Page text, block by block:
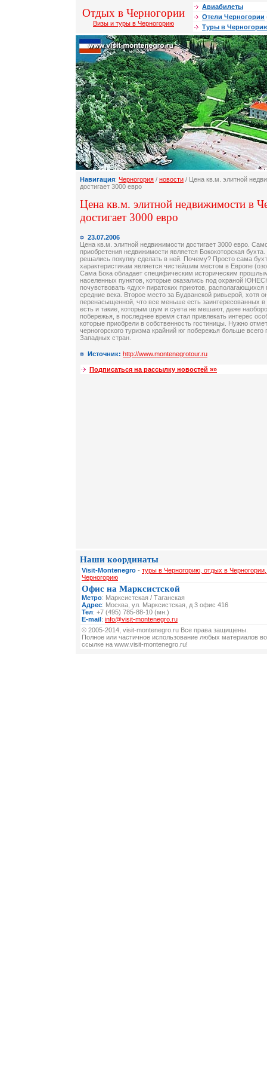
Отдых в Черногории
Визы и туры в Черногорию
Авиабилеты
Отели Черногории
Туры в
Навигация: Черногория / новости / Цена кв.м. элитной
достигает 3000 евро
Цена кв.м. элитной недвижимости в
достигает 3000 евро
23.07.2006
Цена кв.м. элитной недвижимости достигает 3000 евро.
приобретения недвижимости является Бококоторская
решались покупку сделать в ней. Почему? Просто сама
характеристикам является чистейшим местом в Европе
Сама Бока обладает специфическим историческим
населенных пунктов, которые оказались под охраной
почувствовать «дух» пиратских приютов,
средние века. Второе место за Будванской ривьерой, хотя
перенасыщенной, что все меньше есть заинтересованных в
есть и такие, которым шум и суета не мешают, даже
побережья, в последнее время стал привлекать интерес
которые приобрели в собственность гостиницы. Нужно
черногорского туризма крайний юг побережья больше всего
Западных стран.
Источник: http://www.montenegrotour.ru
Подписаться на рассылку новостей »»
Наши координаты
Visit-Montenegro - туры в Черногорию, отдых в
Черногорию
Офис на Марксистской
Метро: Марксистская / Таганская
Адрес: Москва, ул. Марксистская, д 3 офис 416
Тел: +7 (495) 785-88-10 (мн.)
E-mail: info@visit-montenegro.ru
© 2005-2014, visit-montenegro.ru Все права защищены.
Полное или частичное использование любых материалов
ссылке на www.visit-montenegro.ru!